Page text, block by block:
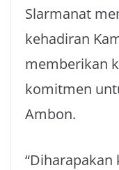
Slarmanat
kehadiran
memberikan
komitmen
Ambon.